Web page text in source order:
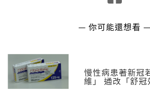
— 你可能還想看 —
慢性病患著新冠
維」 通改「舒冠